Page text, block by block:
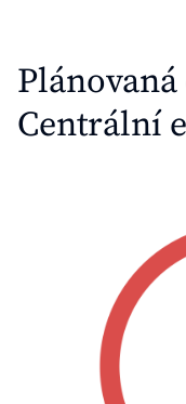
Centrální